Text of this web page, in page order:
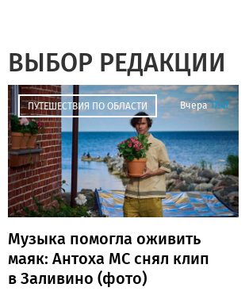
ВЫБОР РЕДАКЦИИ
ПУТЕШЕСТВИЯ ПО ОБЛАСТИ Вчера 17:41
Музыка помогла оживить
маяк: Антоха МС снял клип
в Заливино (фото)